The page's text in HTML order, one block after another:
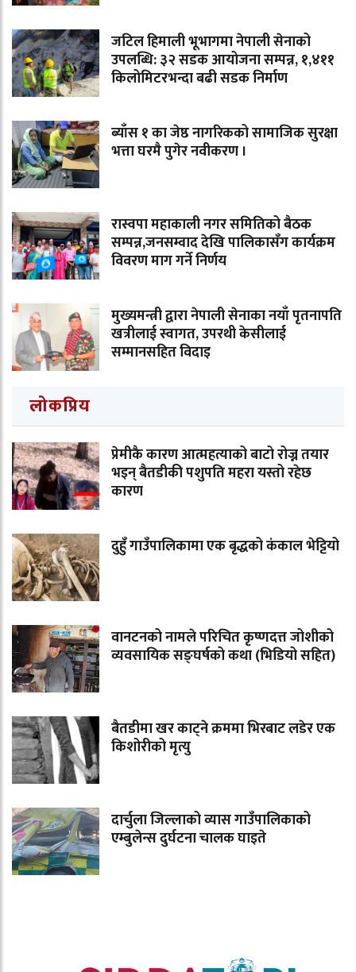
जटिल हिमाली भूभागमा नेपाली सेनाको
उपलब्धि: ३२ सडक आयोजना सम्पन्न, १,४११
किलोमिटरभन्दा बढी सडक निर्माण
ब्याँस १ का जेष्ठ नागरिकको सामाजिक सुरक्षा
भत्ता घरमै पुगेर नवीकरण ।
रास्वपा महाकाली नगर समितिको बैठक
सम्पन्न,जनसम्वाद देखि पालिकासँग कार्यक्रम
विवरण माग गर्ने निर्णय
मुख्यमन्त्री द्वारा नेपाली सेनाका नयाँ पृतनापति
खत्रीलाई स्वागत, उपरथी केसीलाई
सम्मानसहित विदाइ
लोकप्रिय
प्रेमीकै कारण आत्महत्याको बाटो रोज्न तयार
भइन् बैतडीकी पशुपति महरा यस्तो रहेछ
कारण
दुहुँ गाउँपालिकामा एक बृद्धको कंकाल भेट्टियो
वानटनको नामले परिचित कृष्णदत्त जोशीको
व्यवसायिक सङ्घर्षको कथा (भिडियो सहित)
बैतडीमा खर काट्ने क्रममा भिरबाट लडेर एक
किशोरीको मृत्यु
दार्चुला जिल्लाको व्यास गाउँपालिकाको
एम्बुलेन्स दुर्घटना चालक घाइते